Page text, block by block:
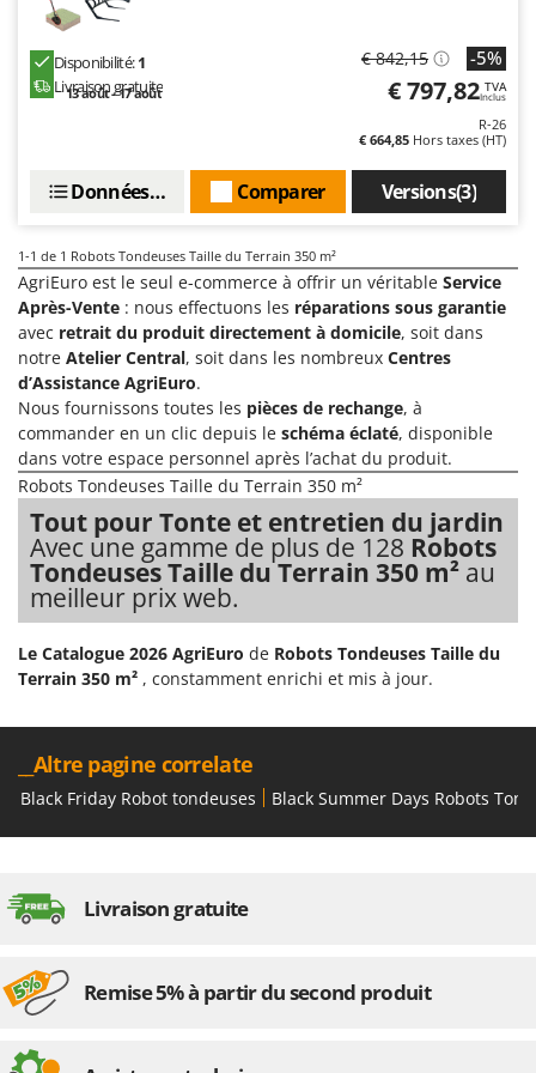
F
Fendeuses à bois
Filets pour la Récolte des olives
Fouloirs - Égrappoirs
Fours d'extérieur - intérieur pour pizza et cuisine
Fours électriques
Fraises à neige
Fraises rotatives pour tracteur
Friteuses sans huile
G
Générateurs d'air chaud
Godets à terre basculants pour tracteur
Groupes électrogènes
Gyrobroyeurs à lame pour tracteur
H
Haches - Cognées et Hachettes
Hachoirs à viande
Herses à Dents
Herses Rotatives
Lames à neige
Lave-vitres
M
Machines à pâtes
Comet
Cresco
Cruccolini
Dal Degan
Deca
DeWalt
Di Martino
Diavola Pro
Diesse
Docma
Dominion
Dreame
E
EcoFlow
Edilmark
Effeuno
Elegen
Energy Gruppi
Enotecnica Pillan
Eschenfelder
Eurosystems
F
FAC
Disponibilité:1
Livraison gratuite
13 août - 17 août
€ 842,15 -5%
€ 797,82 TVA
Inclus
R-26
€ 664,85 Hors taxes (HT)
Versions(3)
Comparer
Données techniques
1-1 de 1 Robots Tondeuses Taille du Terrain 350 m²
AgriEuro est le seul e-commerce à offrir un véritable Service
Après-Vente : nous effectuons les réparations sous garantie
avec retrait du produit directement à domicile, soit dans
notre Atelier Central, soit dans les nombreux Centres
d’Assistance AgriEuro.
Nous fournissons toutes les pièces de rechange, à
commander en un clic depuis le schéma éclaté, disponible
dans votre espace personnel après l’achat du produit.
Robots Tondeuses Taille du Terrain 350 m²
Tout pour Tonte et entretien du jardin
Avec une gamme de plus de 128 Robots
Tondeuses Taille du Terrain 350 m² au
meilleur prix web.
Le Catalogue 2026 AgriEuro de Robots Tondeuses Taille du
Terrain 350 m² , constamment enrichi et mis à jour.
__Altre pagine correlate
Black Friday Robot tondeuses Black Summer Days Robots
Livraison gratuite
Remise 5% à partir du second produit